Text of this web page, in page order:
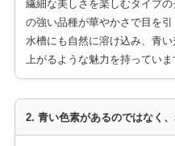
繊細な美しさを楽しむタイプ
の強い品種が華やかさで目を
水槽にも自然に溶け込み、青
上がるような魅力を持っていま
2. 青い色素があるのではなく